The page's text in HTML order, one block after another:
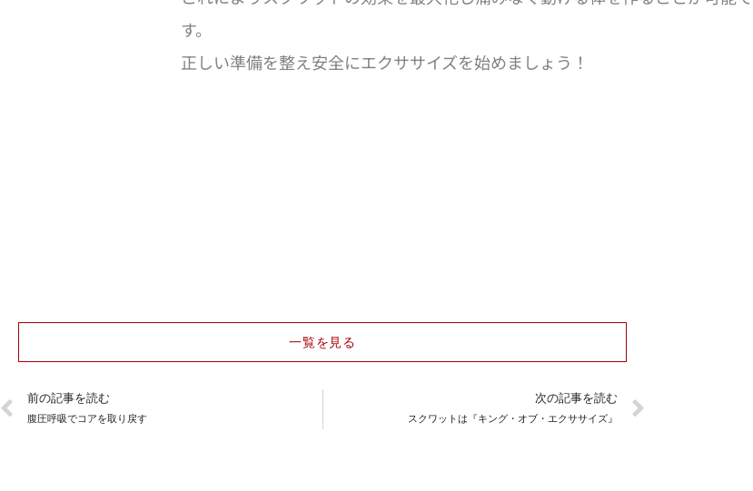
す。
正しい準備を整え安全にエクササイズを始めましょう！
一覧を見る
Prev
前の記事を読む
腹圧呼吸でコアを取り戻す
次の記事を読む
スクワットは『キング・オブ・エクササイズ』